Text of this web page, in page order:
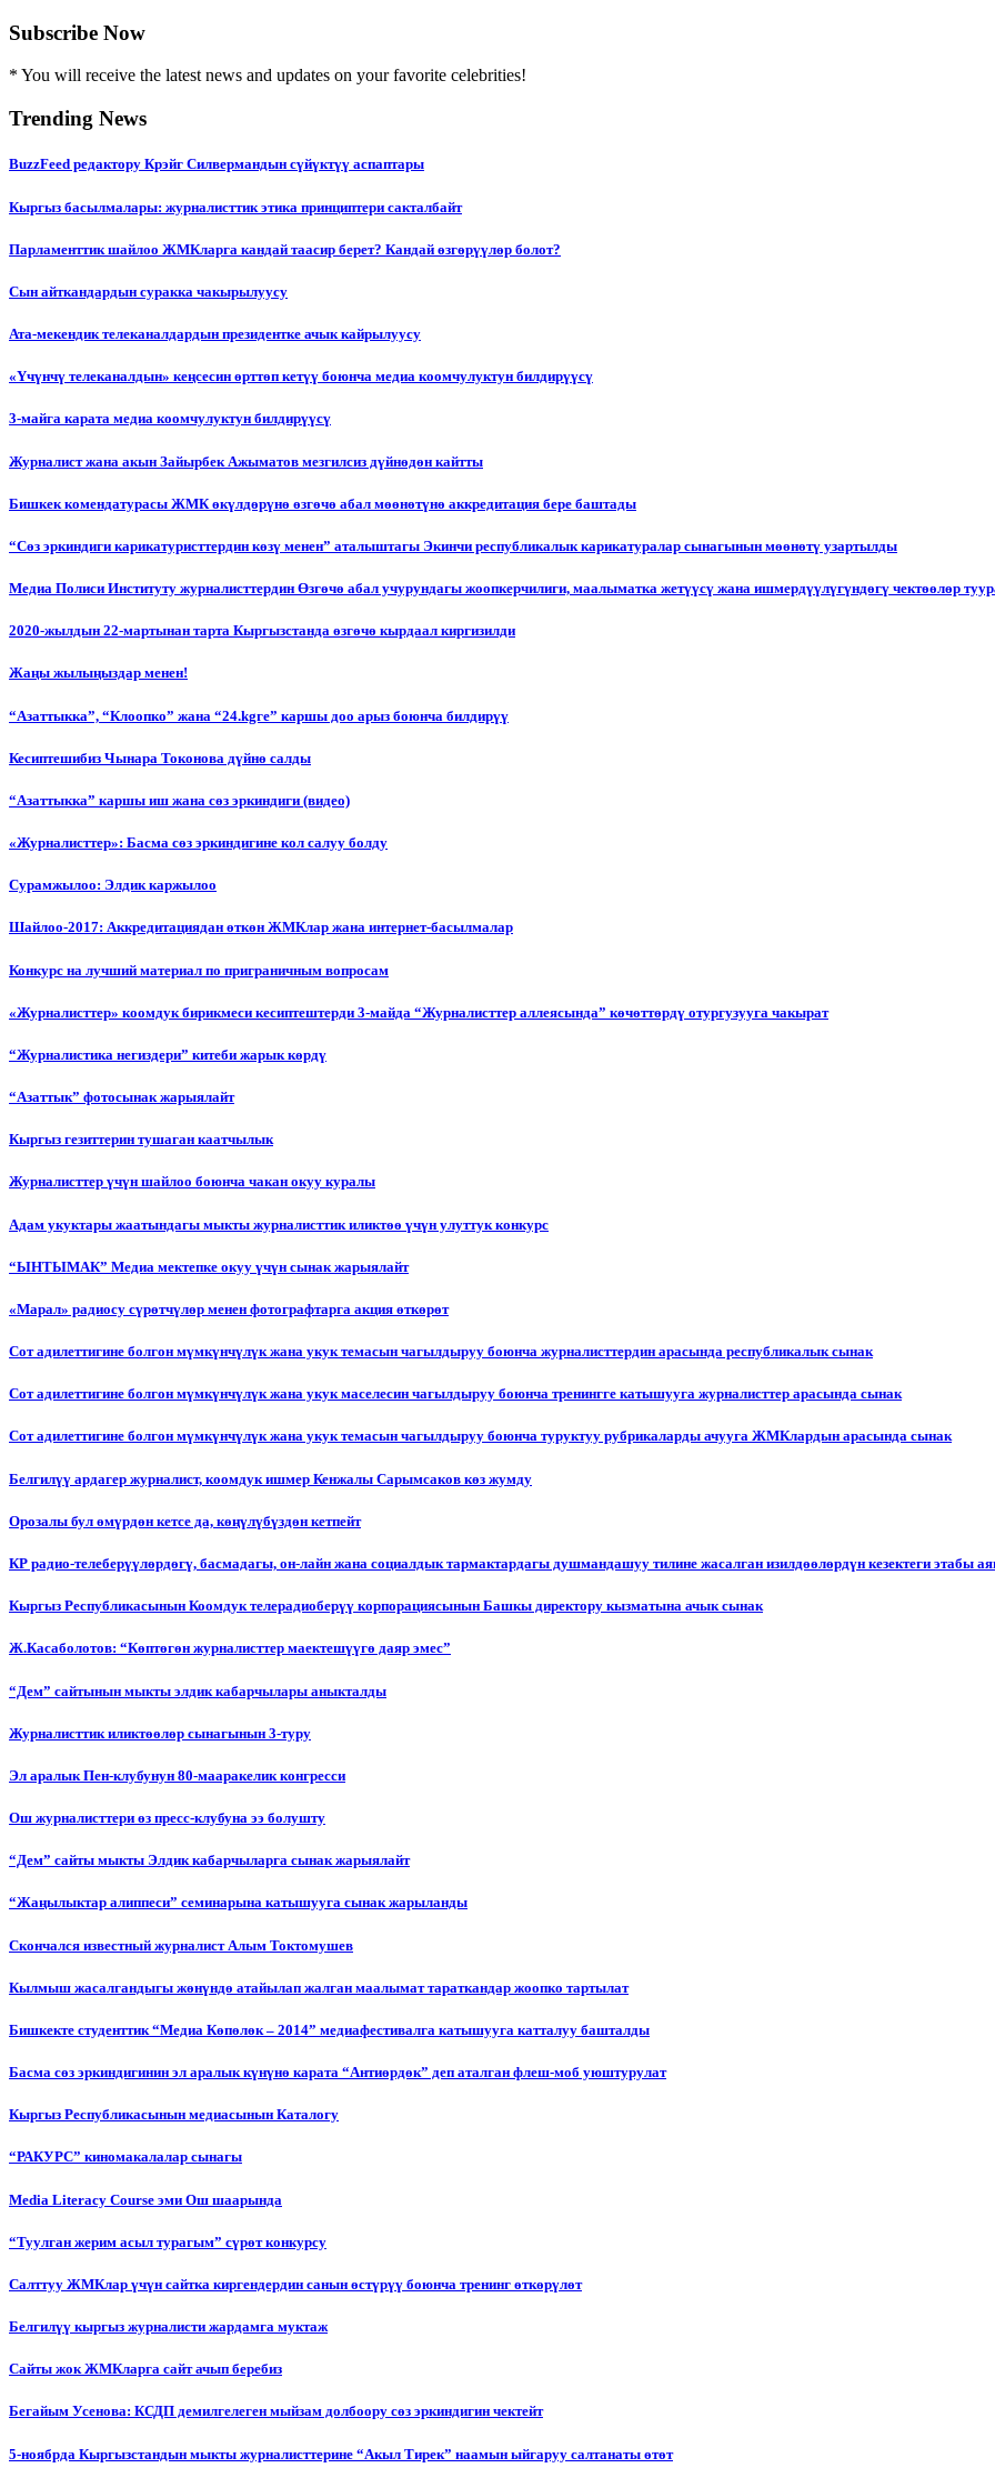
Subscribe Now
* You will receive the latest news and updates on your favorite celebrities!
Trending News
BuzzFeed редактору Крэйг Силвермандын сүйүктүү аспаптары
Кыргыз басылмалары: журналисттик этика принциптери сакталбайт
Парламенттик шайлоо ЖМКларга кандай таасир берет? Кандай өзгөрүүлөр болот?
Сын айткандардын суракка чакырылуусу
Ата-мекендик телеканалдардын президентке ачык кайрылуусу
«Үчүнчү телеканалдын» кеңсесин өрттөп кетүү боюнча медиа коомчулуктун билдирүүсү
3-майга карата медиа коомчулуктун билдирүүсү
Журналист жана акын Зайырбек Ажыматов мезгилсиз дүйнөдөн кайтты
Бишкек комендатурасы ЖМК өкүлдөрүнө өзгөчө абал мөөнөтүнө аккредитация бере баштады
“Сөз эркиндиги карикатуристтердин көзү менен” аталыштагы Экинчи республикалык карикатуралар сынагынын мөөнөтү узартылды
Медиа Полиси Институту журналисттердин Өзгөчө абал учурундагы жоопкерчилиги, маалыматка жетүүсү жана ишмердүүлүгүндөгү чектөөлөр
2020-жылдын 22-мартынан тарта Кыргызстанда өзгөчө кырдаал киргизилди
Жаңы жылыңыздар менен!
“Азаттыкка”, “Клоопко” жана “24.kgге” каршы доо арыз боюнча билдирүү
Кесиптешибиз Чынара Токонова дүйнө салды
“Азаттыкка” каршы иш жана сөз эркиндиги (видео)
«Журналисттер»: Басма сөз эркиндигине кол салуу болду
Сурамжылоо: Элдик каржылоо
Шайлоо-2017: Аккредитациядан өткөн ЖМКлар жана интернет-басылмалар
Конкурс на лучший материал по приграничным вопросам
«Журналисттер» коомдук бирикмеси кесиптештерди 3-майда “Журналисттер аллеясында” көчөттөрдү отургузууга чакырат
“Журналистика негиздери” китеби жарык көрдү
“Азаттык” фотосынак жарыялайт
Кыргыз гезиттерин тушаган каатчылык
Журналисттер үчүн шайлоо боюнча чакан окуу куралы
Адам укуктары жаатындагы мыкты журналисттик иликтөө үчүн улуттук конкурс
“ЫНТЫМАК” Медиа мектепке окуу үчүн сынак жарыялайт
«Марал» радиосу сүрөтчүлөр менен фотографтарга акция өткөрөт
Сот адилеттигине болгон мүмкүнчүлүк жана укук темасын чагылдыруу боюнча журналисттердин арасында республикалык сынак
Сот адилеттигине болгон мүмкүнчүлүк жана укук маселесин чагылдыруу боюнча тренингге катышууга журналисттер арасында сынак
Сот адилеттигине болгон мүмкүнчүлүк жана укук темасын чагылдыруу боюнча туруктуу рубрикаларды ачууга ЖМКлардын арасында сынак
Белгилүү ардагер журналист, коомдук ишмер Кенжалы Сарымсаков көз жумду
Орозалы бул өмүрдөн кетсе да, көңүлүбүздөн кетпейт
КР радио-телеберүүлөрдөгү, басмадагы, он-лайн жана социалдык тармактардагы душмандашуу тилине жасалган изилдөөлөрдүн кезектеги этабы
Кыргыз Республикасынын Коомдук телерадиоберүү корпорациясынын Башкы директору кызматына ачык сынак
Ж.Касаболотов: “Көптөгөн журналисттер маектешүүгө даяр эмес”
“Дем” сайтынын мыкты элдик кабарчылары аныкталды
Журналисттик иликтөөлөр сынагынын 3-туру
Эл аралык Пен-клубунун 80-мааракелик конгресси
Ош журналисттери өз пресс-клубуна ээ болушту
“Дем” сайты мыкты Элдик кабарчыларга сынак жарыялайт
“Жаңылыктар алиппеси” семинарына катышууга сынак жарыланды
Cкончался известный журналист Алым Токтомушев
Кылмыш жасалгандыгы жөнүндө атайылап жалган маалымат тараткандар жоопко тартылат
Бишкекте студенттик “Медиа Көпөлөк – 2014” медиафестивалга катышууга катталуу башталды
Басма сөз эркиндигинин эл аралык күнүнө карата “Антиөрдөк” деп аталган флеш-моб уюштурулат
Кыргыз Республикасынын медиасынын Каталогу
“РАКУРС” киномакалалар сынагы
Media Literacy Сourse эми Ош шаарында
“Туулган жерим асыл турагым” сүрөт конкурсу
Салттуу ЖМКлар үчүн сайтка киргендердин санын өстүрүү боюнча тренинг өткөрүлөт
Белгилүү кыргыз журналисти жардамга муктаж
Сайты жок ЖМКларга сайт ачып беребиз
Бегайым Усенова: КСДП демилгелеген мыйзам долбоору сөз эркиндигин чектейт
5-ноябрда Кыргызстандын мыкты журналисттерине “Акыл Тирек” наамын ыйгаруу салтанаты өтөт